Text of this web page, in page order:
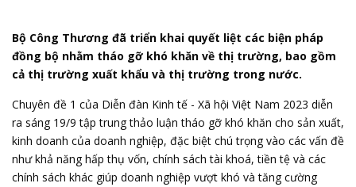
Bộ Công Thương đã triển khai quyết liệt các biện pháp
đồng bộ nhằm tháo gỡ khó khăn về thị trường, bao gồm
cả thị trường xuất khẩu và thị trường trong nước.
Chuyên đề 1 của Diễn đàn Kinh tế - Xã hội Việt Nam 2023 diễn
ra sáng 19/9 tập trung thảo luận tháo gỡ khó khăn cho sản xuất,
kinh doanh của doanh nghiệp, đặc biệt chú trọng vào các vấn đề
như khả năng hấp thụ vốn, chính sách tài khoá, tiền tệ và các
chính sách khác giúp doanh nghiệp vượt khó và tăng cường